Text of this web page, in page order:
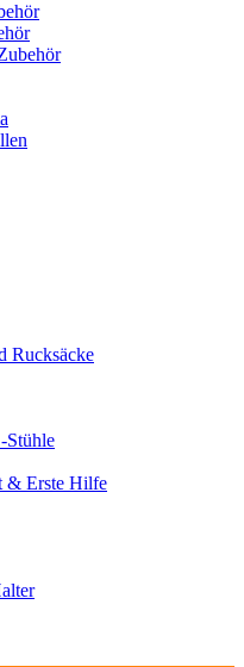
Rucksäcke
Stühle
& Erste Hilfe